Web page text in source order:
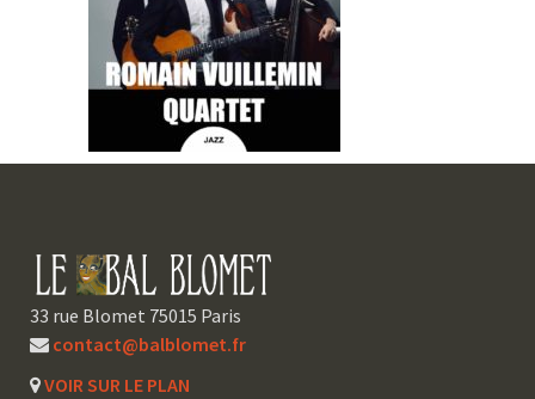
33 rue Blomet 75015 Paris
contact@balblomet.fr
VOIR SUR LE PLAN